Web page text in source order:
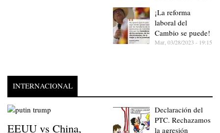
¡La reforma
laboral del
Cambio se puede!
Mar, 03/28/2023 - 19:15
INTERNACIONAL
EEUU vs China,
Declaración del
PTC. Rechazamos
la agresión